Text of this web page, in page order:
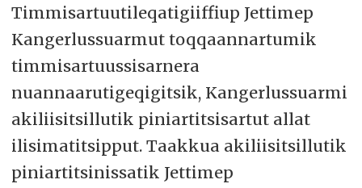
Timmisartuutileqatigiiffiup Jettimep
Kangerlussuarmut toqqaannartumik
timmisartuussisarnera
nuannaarutigeqigitsik, Kangerlussuarmi
akiliisitsillutik piniartitsisartut allat
ilisimatitsipput. Taakkua akiliisitsillutik
piniartitsinissatik Jettimep